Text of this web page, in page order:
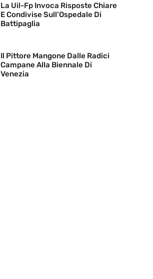
La Uil-Fp Invoca Risposte Chiare
E Condivise Sull’Ospedale Di
Battipaglia
Il Pittore Mangone Dalle Radici
Campane Alla Biennale Di
Venezia